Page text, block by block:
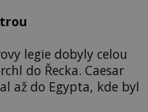
legie dobyly celou
do Řecka. Caesar
až do Egypta, kde byl